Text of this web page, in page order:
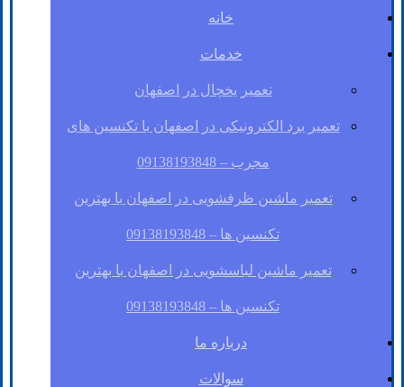
خانه
خدمات
تعمیر یخچال در اصفهان
تعمیر برد الکترونیکی در اصفهان با تکنسین های
مجرب – 09138193848
تعمیر ماشین ظرفشویی در اصفهان با بهترین
تکنسین ها – 09138193848
تعمیر ماشین لباسشویی در اصفهان با بهترین
تکنسین ها – 09138193848
درباره ما
سوالات